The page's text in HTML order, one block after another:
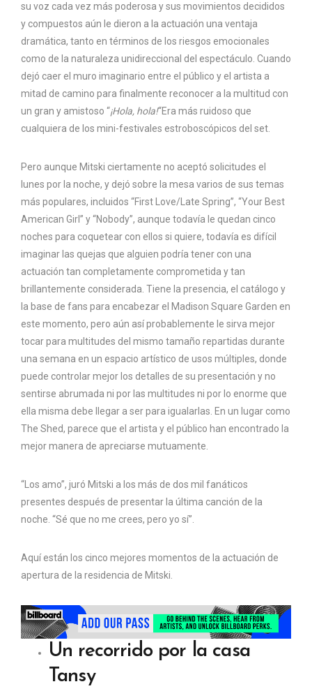
su voz cada vez más poderosa y sus movimientos decididos
y compuestos aún le dieron a la actuación una ventaja
dramática, tanto en términos de los riesgos emocionales
como de la naturaleza unidireccional del espectáculo. Cuando
dejó caer el muro imaginario entre el público y el artista a
mitad de camino para finalmente reconocer a la multitud con
un gran y amistoso “¡Hola, hola!“Era más ruidoso que
cualquiera de los mini-festivales estroboscópicos del set.
Pero aunque Mitski ciertamente no aceptó solicitudes el
lunes por la noche, y dejó sobre la mesa varios de sus temas
más populares, incluidos “First Love/Late Spring”, “Your Best
American Girl” y “Nobody”, aunque todavía le quedan cinco
noches para coquetear con ellos si quiere, todavía es difícil
imaginar las quejas que alguien podría tener con una
actuación tan completamente comprometida y tan
brillantemente considerada. Tiene la presencia, el catálogo y
la base de fans para encabezar el Madison Square Garden en
este momento, pero aún así probablemente le sirva mejor
tocar para multitudes del mismo tamaño repartidas durante
una semana en un espacio artístico de usos múltiples, donde
puede controlar mejor los detalles de su presentación y no
sentirse abrumada ni por las multitudes ni por lo enorme que
ella misma debe llegar a ser para igualarlas. En un lugar como
The Shed, parece que el artista y el público han encontrado la
mejor manera de apreciarse mutuamente.
“Los amo”, juró Mitski a los más de dos mil fanáticos
presentes después de presentar la última canción de la
noche. “Sé que no me crees, pero yo sí”.
Aquí están los cinco mejores momentos de la actuación de
apertura de la residencia de Mitski.
Un recorrido por la casa
Tansy